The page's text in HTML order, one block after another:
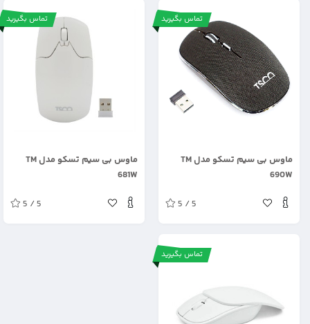
تماس بگیرید
ماوس بی سیم تسکو مدل TM
690W
5 / 5
تماس بگیرید
ماوس بی سیم تسکو مدل TM
681W
5 / 5
تماس بگیرید